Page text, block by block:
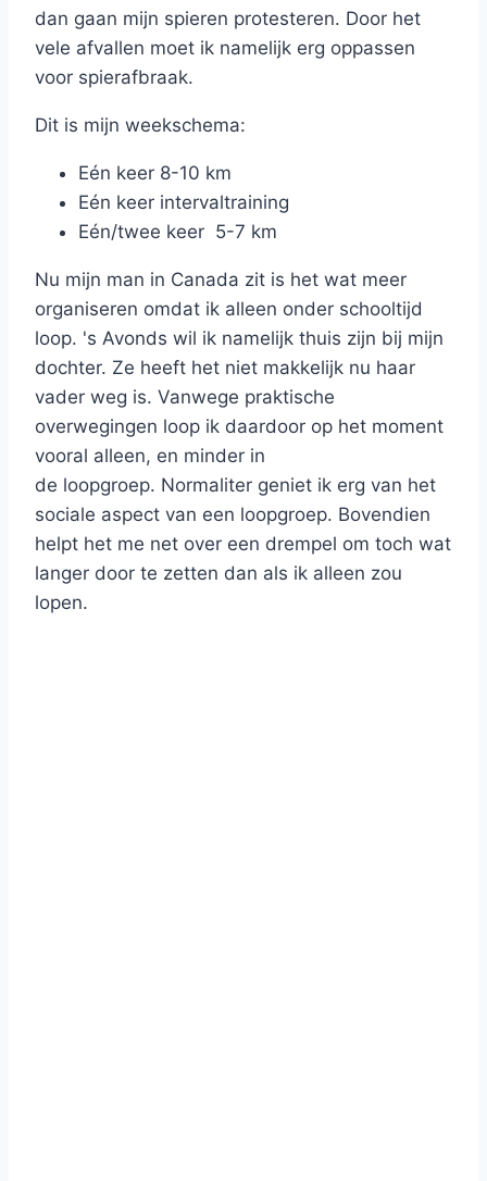
dan gaan mijn spieren protesteren. Door het
vele afvallen moet ik namelijk erg oppassen
voor spierafbraak.
Dit is mijn weekschema:
Eén keer 8-10 km
Eén keer intervaltraining
Eén/twee keer 5-7 km
Nu mijn man in Canada zit is het wat meer
organiseren omdat ik alleen onder schooltijd
loop. 's Avonds wil ik namelijk thuis zijn bij mijn
dochter. Ze heeft het niet makkelijk nu haar
vader weg is. Vanwege praktische
overwegingen loop ik daardoor op het moment
vooral alleen, en minder in
de loopgroep. Normaliter geniet ik erg van het
sociale aspect van een loopgroep. Bovendien
helpt het me net over een drempel om toch wat
langer door te zetten dan als ik alleen zou
lopen.